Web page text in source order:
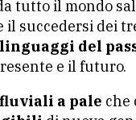
tutto il mondo
il succedersi dei
del
e il futuro.
a pale che